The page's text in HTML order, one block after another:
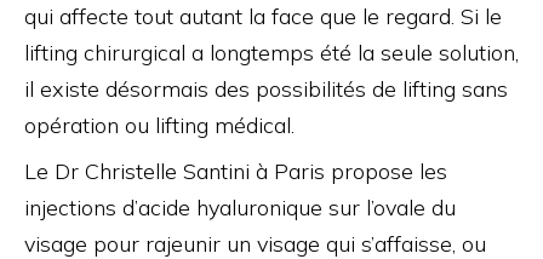
qui affecte tout autant la face que le regard. Si le
lifting chirurgical a longtemps été la seule solution,
il existe désormais des possibilités de lifting sans
opération ou lifting médical.
Le Dr Christelle Santini à Paris propose les
injections d’acide hyaluronique sur l’ovale du
visage pour rajeunir un visage qui s’affaisse, ou